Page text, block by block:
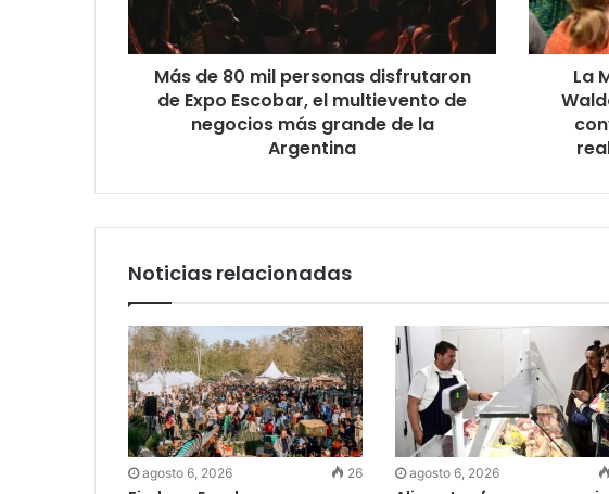
Más de 80 mil personas disfrutaron
de Expo Escobar, el multievento de
negocios más grande de la
Argentina
La
Noticias relacionadas
agosto 6, 2026 26 agosto 6, 2026